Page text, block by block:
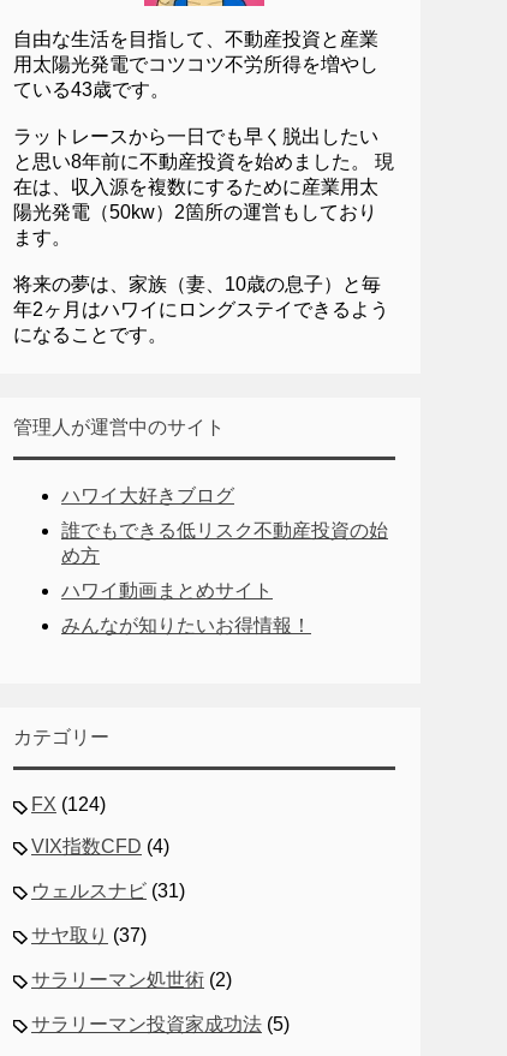
自由な生活を目指して、不動産投資と産業
用太陽光発電でコツコツ不労所得を増やし
ている43歳です。
ラットレースから一日でも早く脱出したい
と思い8年前に不動産投資を始めました。 現
在は、収入源を複数にするために産業用太
陽光発電（50kw）2箇所の運営もしており
ます。
将来の夢は、家族（妻、10歳の息子）と毎
年2ヶ月はハワイにロングステイできるよう
になることです。
管理人が運営中のサイト
ハワイ大好きブログ
誰でもできる低リスク不動産投資の始
め方
ハワイ動画まとめサイト
みんなが知りたいお得情報！
カテゴリー
FX (124)
VIX指数CFD (4)
ウェルスナビ (31)
サヤ取り (37)
サラリーマン処世術 (2)
サラリーマン投資家成功法 (5)